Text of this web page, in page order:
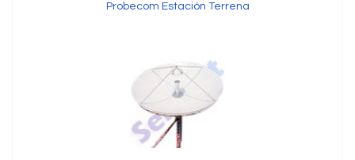
Probecom Estación Terrena